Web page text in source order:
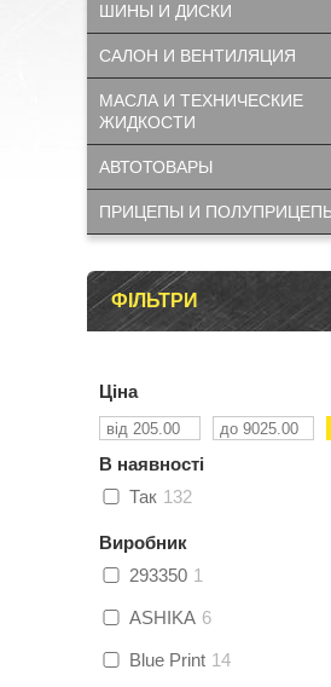
ШИНЫ И ДИСКИ
САЛОН И ВЕНТИЛЯЦИЯ
МАСЛА И ТЕХНИЧЕСКИЕ
ЖИДКОСТИ
АВТОТОВАРЫ
ПРИЦЕПЫ И
ФІЛЬТРИ
Ціна
В наявності
Так 132
Виробник
293350 1
ASHIKA 6
Blue Print 14